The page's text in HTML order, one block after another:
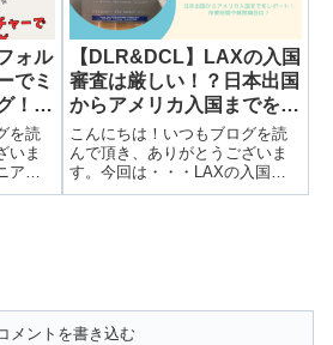
ォル
でミ
！開
ポー
を読
いま
ア・
グリ
イジ
フ
【DLR&DCL】LAXの入国
審査は厳しい！？日本出国
からアメリカ入国までをレ
ポート！所要時間や質問項
目は？
こんにちは！いつもブログを読
んで頂き、ありがとうございま
す。今回は・・・LAXの入国審
査は厳しい！？日本出国からア
メントを書き込む